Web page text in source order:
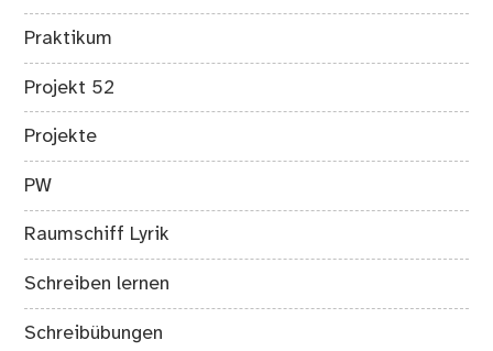
Praktikum
Projekt 52
Projekte
PW
Raumschiff Lyrik
Schreiben lernen
Schreibübungen